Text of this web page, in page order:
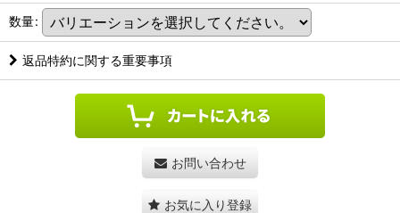
数量:
返品特約に関する重要事項
お問い合わせ
お気に入り登録